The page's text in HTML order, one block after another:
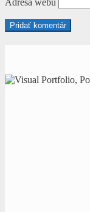
Adresa webu